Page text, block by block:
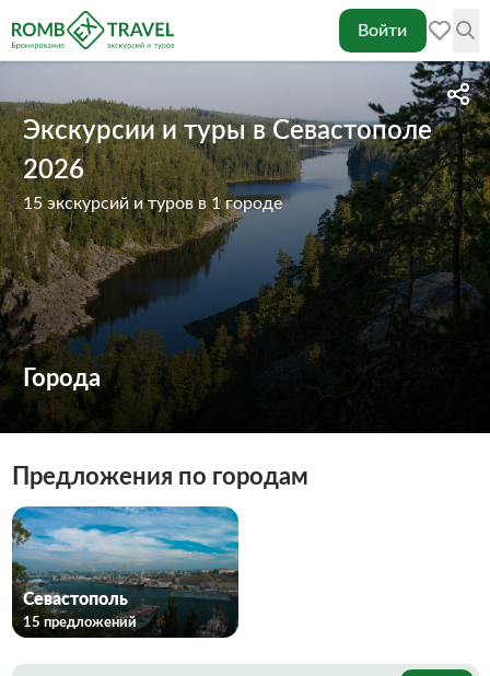
Войти
Экскурсии и туры в Севастополе
2026
15 экскурсий и туров в 1 городе
Города
Предложения по городам
Севастополь
15 предложений